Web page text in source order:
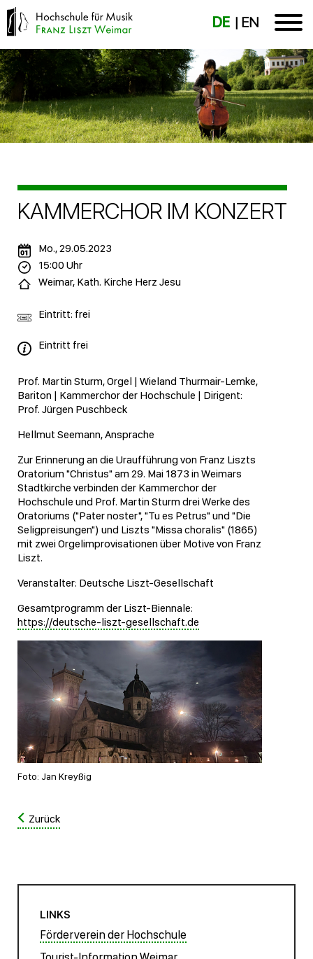
DE EN
KAMMERCHOR IM KONZERT
Prof. Martin Sturm, Orgel | Wieland Thurmair-Lemke,
Bariton | Kammerchor der Hochschule | Dirigent:
Prof. Jürgen Puschbeck
Hellmut Seemann, Ansprache
Zur Erinnerung an die Uraufführung von Franz Liszts
Oratorium "Christus" am 29. Mai 1873 in Weimars
Stadtkirche verbinden der Kammerchor der
Hochschule und Prof. Martin Sturm drei Werke des
Oratoriums ("Pater noster", "Tu es Petrus" und "Die
Seligpreisungen") und Liszts "Missa choralis" (1865)
mit zwei Orgelimprovisationen über Motive von Franz
Liszt.
Veranstalter: Deutsche Liszt-Gesellschaft
Gesamtprogramm der Liszt-Biennale:
https://deutsche-liszt-gesellschaft.de
Foto: Jan Kreyßig
Mo., 29.05.2023
15:00 Uhr
Weimar, Kath. Kirche Herz Jesu
Eintritt: frei
Eintritt frei
Zurück
LINKS
Förderverein der Hochschule